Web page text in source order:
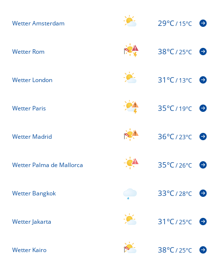
Wetter Amsterdam 29°C/15°C
Wetter Rom 38°C/25°C
Wetter London 31°C/13°C
Wetter Paris 35°C/19°C
Wetter Madrid 36°C/23°C
Wetter Palma de Mallorca 35°C/26°C
Wetter Bangkok 33°C/28°C
Wetter Jakarta 31°C/25°C
Wetter Kairo 38°C/25°C